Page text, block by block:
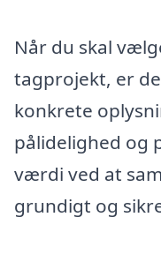
Når du skal
tagprojekt, er
konkrete
pålidelighed og
værdi ved at
grundigt og